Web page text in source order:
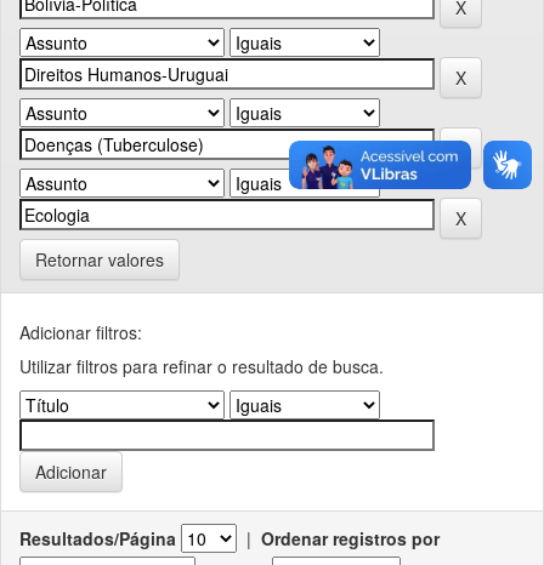
Retornar valores
Adicionar filtros:
Utilizar filtros para refinar o resultado de busca.
Resultados/Página | Ordenar registros por